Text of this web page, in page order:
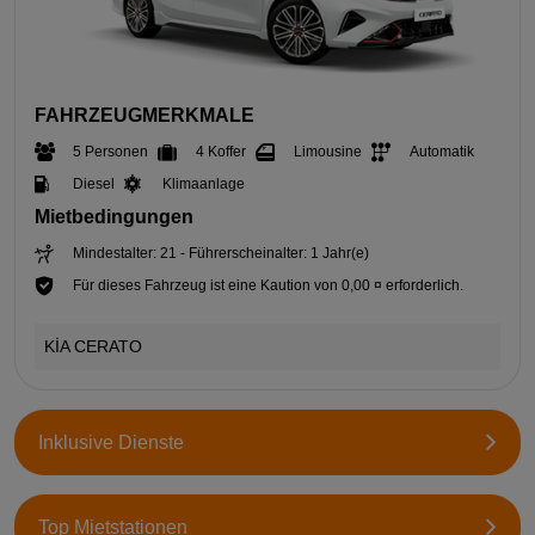
FAHRZEUGMERKMALE
5 Personen 4 Koffer Limousine
Automatik
Diesel
Klimaanlage
Mietbedingungen
Mindestalter: 21 - Führerscheinalter: 1 Jahr(e)
Für dieses Fahrzeug ist eine Kaution von 0,00 ¤ erforderlich.
KİA CERATO
Inklusive Dienste
Top Mietstationen